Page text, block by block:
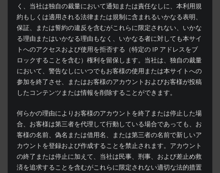
く、当社は独自の裁量において通知または責任なしに、本利用規
約もしくは適用される法律または規制に含まれるいかなる表明、
保証、または誓約の違反を含むがこれらに限定されない、いかな
る理由またはいかなる理由もなく、いかなる者に対しても本サイ
トへのアクセスおよび使用を拒否する（特定の IP アドレスをブ
ロックすることを含む）権利を留保します。当社は、独自の裁量
において、警告なしにいつでもお客様の使用または本サイトへの
参加を終了させ、またはお客様のアカウントおよびお客様が投稿
したコンテンツまたは情報を削除することができます。
何らかの理由によりお客様のアカウントを終了または停止した場
合、お客様は第三者を代理して行動している場合であっても、お
客様の名前、偽名または借用名、または第三者の名前で新しいア
カウントを登録および作成することを禁止されます。アカウント
の終了または停止に加えて、当社は民事、刑事、および差止め救
済を追求することを含むがこれらに限定されない適切な法的措置